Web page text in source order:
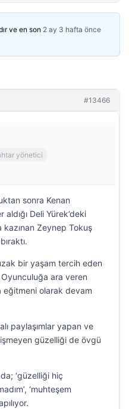
ve en son 2 ay 3 hafta önce
#13466
yönetici
sonra Kenan
Deli Yürek’deki
Zeynep Tokuş
bir yaşam tercih eden
ara veren
olarak devam
paylaşımlar yapan ve
güzelliği de övgü
‘güzelliği hiç
‘muhteşem